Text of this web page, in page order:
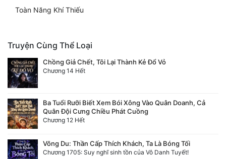
Toàn Năng Khí Thiếu
Truyện Cùng Thể Loại
Chồng Giả Chết, Tôi Lại Thành Kẻ Đổ Vỏ
Chương 14 Hết
Ba Tuổi Rưỡi Biết Xem Bói Xông Vào Quân Doanh, Cả
Quân Đội Cưng Chiều Phát Cuồng
Chương 12 Hết
Võng Du: Thần Cấp Thích Khách, Ta Là Bóng Tối
Chương 1705: Suy nghĩ sinh tồn của Vô Danh Tuyết!